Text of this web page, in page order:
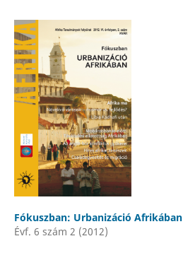
Fókuszban: Urbanizáció Afrikában
Évf. 6 szám 2 (2012)